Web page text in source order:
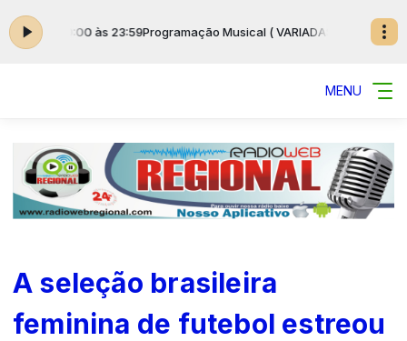
das 00:00 às 23:59Programação Musical ( VARIADAS ) das 00:00 às
MENU
A seleção brasileira
feminina de futebol estreou